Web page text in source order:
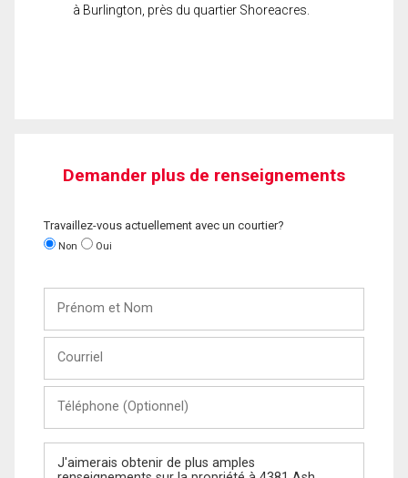
à Burlington, près du quartier Shoreacres.
Demander plus de renseignements
Travaillez-vous actuellement avec un courtier?
Non Oui
Nom
(Optionnel)
Message